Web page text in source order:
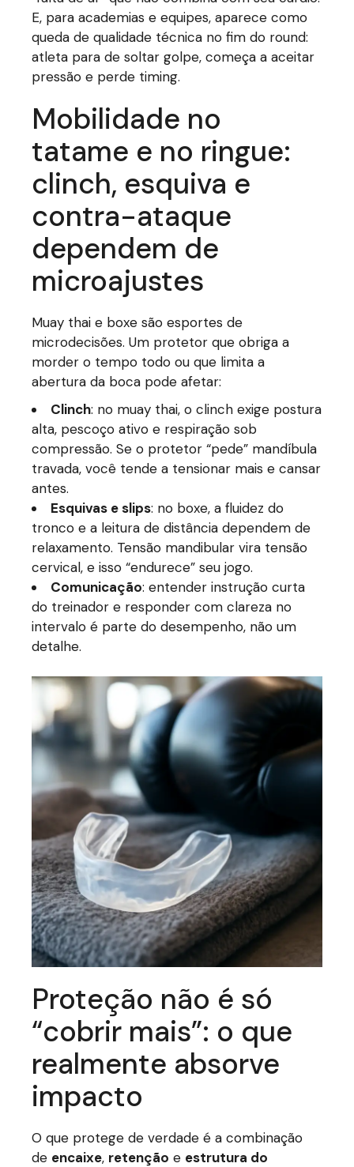
E, para academias e equipes, aparece como
queda de qualidade técnica no fim do round:
atleta para de soltar golpe, começa a aceitar
pressão e perde timing.
Mobilidade no
tatame e no ringue:
clinch, esquiva e
contra-ataque
dependem de
microajustes
Muay thai e boxe são esportes de
microdecisões. Um protetor que obriga a
morder o tempo todo ou que limita a
abertura da boca pode afetar:
Clinch: no muay thai, o clinch exige postura
alta, pescoço ativo e respiração sob
compressão. Se o protetor “pede” mandíbula
travada, você tende a tensionar mais e cansar
antes.
Esquivas e slips: no boxe, a fluidez do
tronco e a leitura de distância dependem de
relaxamento. Tensão mandibular vira tensão
cervical, e isso “endurece” seu jogo.
Comunicação: entender instrução curta
do treinador e responder com clareza no
intervalo é parte do desempenho, não um
detalhe.
Proteção não é só
“cobrir mais”: o que
realmente absorve
impacto
O que protege de verdade é a combinação
de encaixe, retenção e estrutura do